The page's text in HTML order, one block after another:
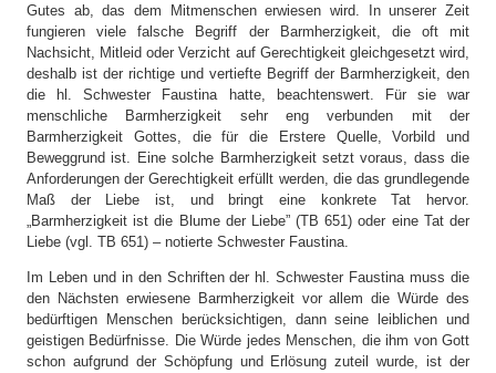
Gutes ab, das dem Mitmenschen erwiesen wird. In unserer Zeit
fungieren viele falsche Begriff der Barmherzigkeit, die oft mit
Nachsicht, Mitleid oder Verzicht auf Gerechtigkeit gleichgesetzt wird,
deshalb ist der richtige und vertiefte Begriff der Barmherzigkeit, den
die hl. Schwester Faustina hatte, beachtenswert. Für sie war
menschliche Barmherzigkeit sehr eng verbunden mit der
Barmherzigkeit Gottes, die für die Erstere Quelle, Vorbild und
Beweggrund ist. Eine solche Barmherzigkeit setzt voraus, dass die
Anforderungen der Gerechtigkeit erfüllt werden, die das grundlegende
Maß der Liebe ist, und bringt eine konkrete Tat hervor.
„Barmherzigkeit ist die Blume der Liebe” (TB 651) oder eine Tat der
Liebe (vgl. TB 651) – notierte Schwester Faustina.
Im Leben und in den Schriften der hl. Schwester Faustina muss die
den Nächsten erwiesene Barmherzigkeit vor allem die Würde des
bedürftigen Menschen berücksichtigen, dann seine leiblichen und
geistigen Bedürfnisse. Die Würde jedes Menschen, die ihm von Gott
schon aufgrund der Schöpfung und Erlösung zuteil wurde, ist der